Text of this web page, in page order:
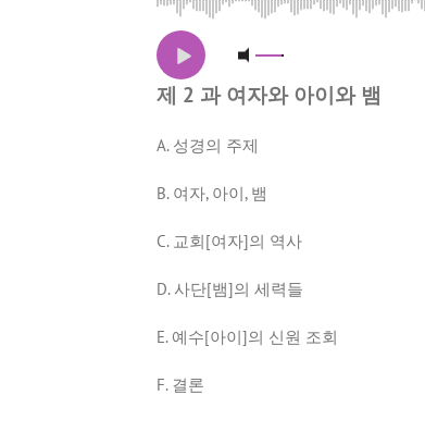
제 2 과 여자와 아이와 뱀
A. 성경의 주제
B. 여자, 아이, 뱀
C. 교회[여자]의 역사
D. 사단[뱀]의 세력들
E. 예수[아이]의 신원 조회
F. 결론